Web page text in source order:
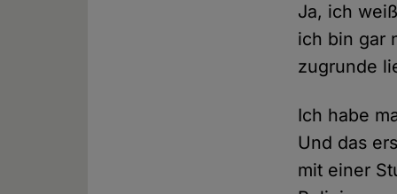
Ja, ich
ich bin gar
zugrunde
Ich habe
Und das
mit einer